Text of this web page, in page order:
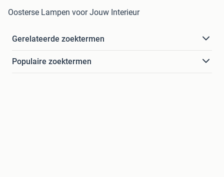
Oosterse Lampen voor Jouw Interieur
Gerelateerde zoektermen
Populaire zoektermen